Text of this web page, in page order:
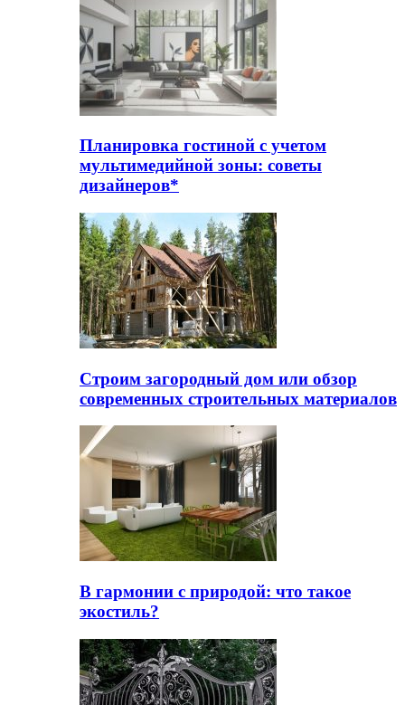
Планировка гостиной с учетом
мультимедийной зоны: советы
дизайнеров*
Строим загородный дом или обзор
современных строительных материалов
В гармонии с природой: что такое
экостиль?